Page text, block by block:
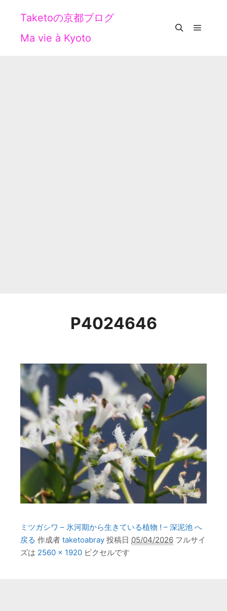
Taketoの京都ブログ
Ma vie à Kyoto
P4024646
ミツガシワ – 氷河期から生きている植物 ! – 深泥池 へ
戻る 作成者 taketoabray 投稿日 05/04/2026 フルサイ
ズは 2560 × 1920 ピクセルです